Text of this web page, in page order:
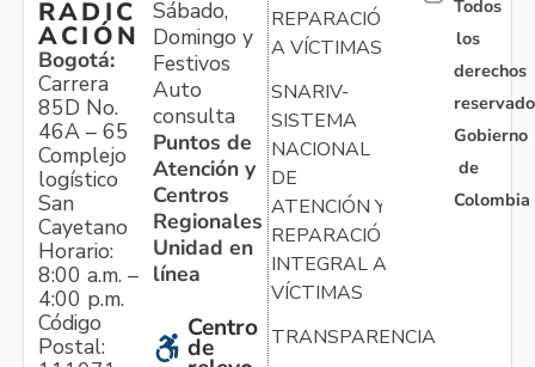
RADIC
ACIÓN
Bogotá:
Carrera
85D No.
46A – 65
Complejo
logístico
San
Cayetano
Horario:
8:00 a.m. –
4:00 p.m.
Código
Postal:
Sábado,
Domingo y
Festivos
Auto
consulta
Puntos de
Atención y
Centros
Regionales
Unidad en
línea
Centro
de
REPARACIÓN
A VÍCTIMAS
SNARIV-
SISTEMA
NACIONAL
DE
ATENCIÓN Y
REPARACIÓN
INTEGRAL A
VÍCTIMAS
TRANSPARENCIA
Todos
los
derechos
Gobierno
de
Colombia